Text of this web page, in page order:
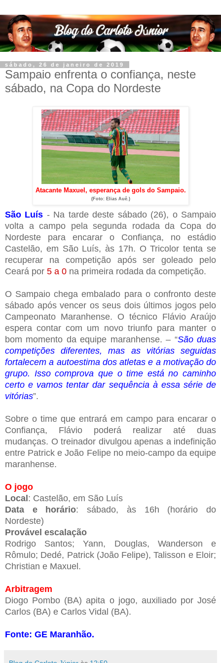
sábado, 26 de janeiro de 2019
Sampaio enfrenta o confiança, neste
sábado, na Copa do Nordeste
Atacante Maxuel, esperança de gols do Sampaio.
(Foto: Elias Auê.)
São Luís - Na tarde deste sábado (26), o Sampaio
volta a campo pela segunda rodada da Copa do
Nordeste para encarar o Confiança, no estádio
Castelão, em São Luís, às 17h. O Tricolor tenta se
recuperar na competição após ser goleado pelo
Ceará por 5 a 0 na primeira rodada da competição.
O Sampaio chega embalado para o confronto deste
sábado após vencer os seus dois últimos jogos pelo
Campeonato Maranhense. O técnico Flávio Araújo
espera contar com um novo triunfo para manter o
bom momento da equipe maranhense. – “São duas
competições diferentes, mas as vitórias seguidas
fortalecem a autoestima dos atletas e a motivação do
grupo. Isso comprova que o time está no caminho
certo e vamos tentar dar sequência à essa série de
vitórias”.
Sobre o time que entrará em campo para encarar o
Confiança, Flávio poderá realizar até duas
mudanças. O treinador divulgou apenas a indefinição
entre Patrick e João Felipe no meio-campo da equipe
maranhense.
O jogo
Local : Castelão, em São Luís
Data e horário: sábado, às 16h (horário do
Nordeste)
Provável escalação
Rodrigo Santos; Yann, Douglas, Wanderson e
Rômulo; Dedé, Patrick (João Felipe), Talisson e Eloir;
Christian e Maxuel.
Arbitragem
Diogo Pombo (BA) apita o jogo, auxiliado por José
Carlos (BA) e Carlos Vidal (BA).
Fonte: GE Maranhão.